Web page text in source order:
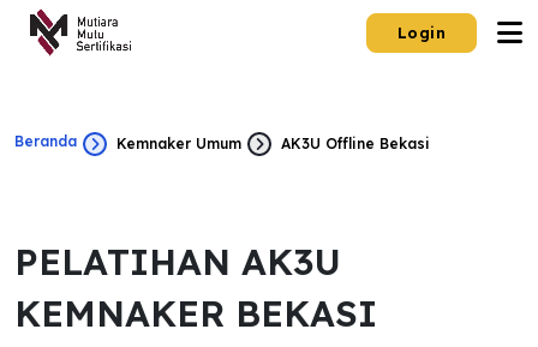
Login
Beranda Kemnaker Umum AK3U Offline Bekasi
PELATIHAN AK3U
KEMNAKER BEKASI